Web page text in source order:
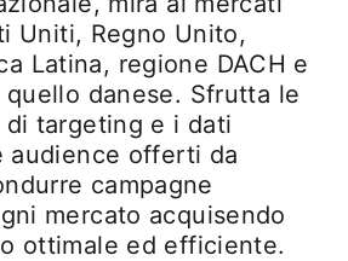
Uniti, Regno Unito,
Latina, regione DACH e
danese. Sfrutta le
targeting e i dati
audience offerti da
campagne
mercato acquisendo
ottimale ed efficiente.